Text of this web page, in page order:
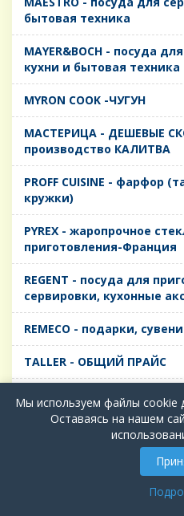
бытовая техника
MAYER&BOCH - посуда
кухни и бытовая техника
MYRON COOK -ЧУГУН
MАСТЕРИЦА - ДЕШЕВЫЕ
производство КАЛИТВА
PROFF CUISINE - фарфор
кружки)
PYREX - жаропрочное
приготовления-Франция
REGENT - посуда для
сервировки, кухонные
REMECO - подарки,
TALLER - ОБЩИЙ ПРАЙС
TIMA - посуда для
кухонные аксессуары
БИОСТАЛЬ - ТЕРМОСА
Мы используем файлы cookie
Оставаясь на нашем